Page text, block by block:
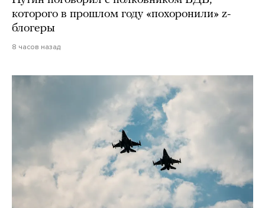
которого в прошлом году «похоронили» z-
блогеры
8 часов назад